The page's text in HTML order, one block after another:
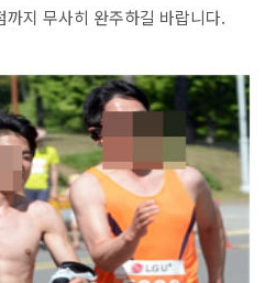
지 무사히 완주하길 바랍니다.